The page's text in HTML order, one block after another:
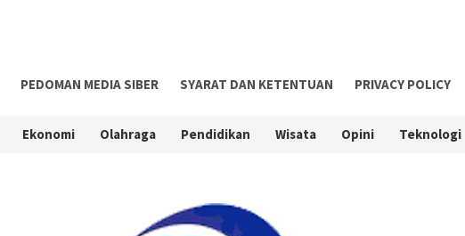
PEDOMAN MEDIA SIBER SYARAT DAN KETENTUAN PRIVACY POLICY
Ekonomi Olahraga Pendidikan Wisata Opini Teknologi